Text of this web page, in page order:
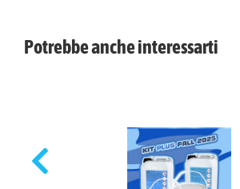
Potrebbe anche interessarti